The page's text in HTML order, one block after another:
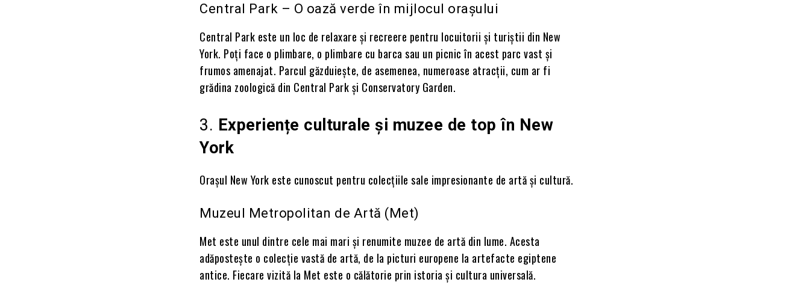
Central Park – O oază verde în mijlocul orașului
Central Park este un loc de relaxare și recreere pentru locuitorii și turiștii din New
York. Poți face o plimbare, o plimbare cu barca sau un picnic în acest parc vast și
frumos amenajat. Parcul găzduiește, de asemenea, numeroase atracții, cum ar fi
grădina zoologică din Central Park și Conservatory Garden.
3. Experiențe culturale și muzee de top în New
York
Orașul New York este cunoscut pentru colecțiile sale impresionante de artă și cultură.
Muzeul Metropolitan de Artă (Met)
Met este unul dintre cele mai mari și renumite muzee de artă din lume. Acesta
adăpostește o colecție vastă de artă, de la picturi europene la artefacte egiptene
antice. Fiecare vizită la Met este o călătorie prin istoria și cultura universală.